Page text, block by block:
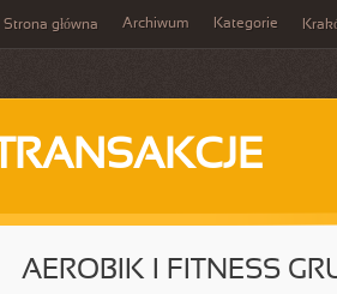
Strona główna Archiwum Kategorie
TRANSAKCJE
AEROBIK I FITNESS